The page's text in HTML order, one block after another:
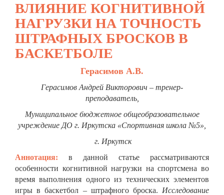
ВЛИЯНИЕ КОГНИТИВНОЙ
НАГРУЗКИ НА ТОЧНОСТЬ
ШТРАФНЫХ БРОСКОВ В
БАСКЕТБОЛЕ
Герасимов А.В.
Герасимов Андрей Викторович – тренер-
преподаватель,
Муниципальное бюджетное общеобразовательное
учреждение ДО г. Иркутска «Спортивная школа №5»,
г. Иркутск
Аннотация: в данной статье рассматриваются
особенности когнитивной нагрузки на спортсмена во
время выполнения одного из технических элементов
игры в баскетбол – штрафного броска. Исследование